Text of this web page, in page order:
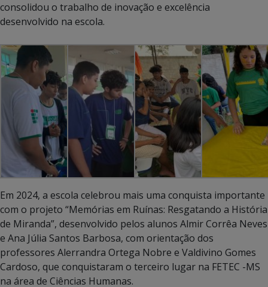
consolidou o trabalho de inovação e excelência
desenvolvido na escola.
Em 2024, a escola celebrou mais uma conquista importante
com o projeto “Memórias em Ruínas: Resgatando a História
de Miranda”, desenvolvido pelos alunos Almir Corrêa Neves
e Ana Júlia Santos Barbosa, com orientação dos
professores Alerrandra Ortega Nobre e Valdivino Gomes
Cardoso, que conquistaram o terceiro lugar na FETEC -MS
na área de Ciências Humanas.